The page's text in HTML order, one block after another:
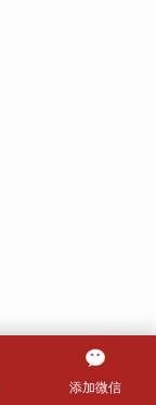
添加微信